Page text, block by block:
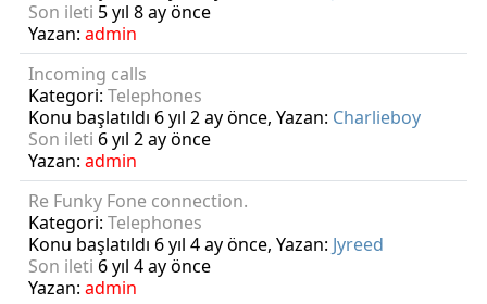
Son ileti 5 yıl 8 ay önce
Yazan: admin
Incoming calls
Kategori: Telephones
Konu başlatıldı 6 yıl 2 ay önce, Yazan: Charlieboy
Son ileti 6 yıl 2 ay önce
Yazan: admin
Re Funky Fone connection.
Kategori: Telephones
Konu başlatıldı 6 yıl 4 ay önce, Yazan: Jyreed
Son ileti 6 yıl 4 ay önce
Yazan: admin